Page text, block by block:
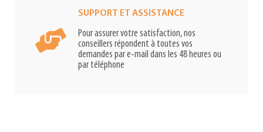
SUPPORT ET ASSISTANCE
Pour assurer votre satisfaction, nos
conseillers répondent à toutes vos
demandes par e-mail dans les 48 heures ou
par téléphone